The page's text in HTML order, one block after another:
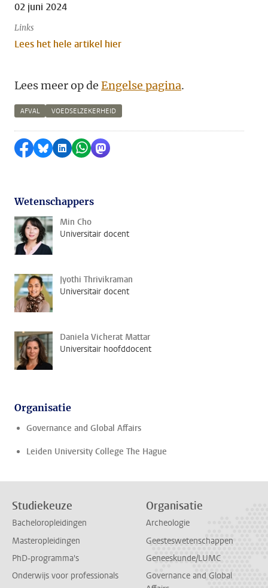
02 juni 2024
Links
Lees het hele artikel hier
Lees meer op de Engelse pagina.
AFVAL VOEDSELZEKERHEID
Delen op Facebook
Delen via Bluesky
Delen op LinkedIn
Delen via WhatsApp
Delen via Mastodon
Wetenschappers
Min Cho
Universitair docent
Jyothi Thrivikraman
Universitair docent
Daniela Vicherat Mattar
Universitair hoofddocent
Organisatie
Governance and Global Affairs
Leiden University College The Hague
Studiekeuze
Bacheloropleidingen
Masteropleidingen
PhD-programma's
Onderwijs voor professionals
Organisatie
Archeologie
Geesteswetenschappen
Geneeskunde/LUMC
Governance and Global